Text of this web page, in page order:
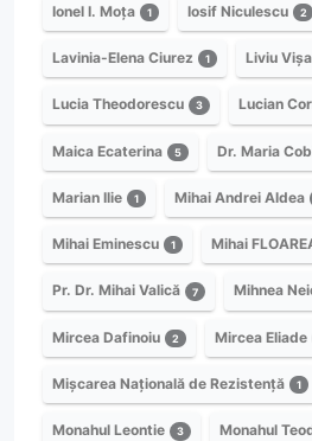
Ionel I. Moța 1 Iosif Niculescu 2
Lavinia-Elena Ciurez 1 Liviu
Lucia Theodorescu 3 Lucian
Maica Ecaterina 5 Dr. Maria
Marian Ilie 1 Mihai Andrei Aldea
Mihai Eminescu 1 Mihai
Pr. Dr. Mihai Valică 7 Mihnea
Mircea Dafinoiu 2 Mircea Eliade
Mișcarea Națională de Rezistență 1
Monahul Leontie 3 Monahul